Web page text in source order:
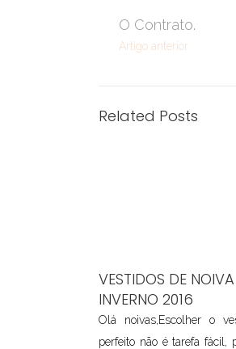
O Contrato.
Artigo anterior
Related Posts
VESTIDOS DE
INVERNO 2016
Olá noivas,Escolher o
perfeito não é tarefa fácil,